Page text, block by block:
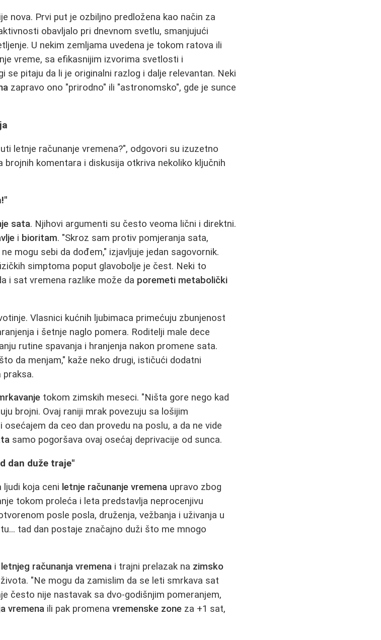
nova. Prvi put je ozbiljno predložena kao način za
obavljalo pri dnevnom svetlu, smanjujući
U nekim zemljama uvedena je tokom ratova ili
vreme, sa efikasnijim izvorima svetlosti i
se pitaju da li je originalni razlog i dalje relevantan. Neki
zapravo ono "prirodno" ili "astronomsko", gde je sunce
letnje računanje vremena?", odgovori su izuzetno
komentara i diskusija otkriva nekoliko ključnih
sata. Njihovi argumenti su često veoma lični i direktni.
i bioritam. "Skroz sam protiv pomjeranja sata,
mogu sebi da dođem," izjavljuje jedan sagovornik.
simptoma poput glavobolje je čest. Neki to
i sat vremena razlike može da poremeti metabolički
Vlasnici kućnih ljubimaca primećuju zbunjenost
i šetnje naglo pomera. Roditelji malе dece
rutine spavanja i hranjenja nakon promene sata.
da menjam," kaže neko drugi, ističući dodatni
tokom zimskih meseci. "Ništa gore nego kad
brojni. Ovaj raniji mrak povezuju sa lošijim
da ceo dan provedu na poslu, a da ne vide
samo pogoršava ovaj osećaj deprivacije od sunca.
dan duže traje"
koja ceni letnje računanje vremena upravo zbog
tokom proleća i leta predstavlja neprocenjivu
posle posla, druženja, vežbanja i uživanja u
tad dan postaje značajno duži što me mnogo
računanja vremena i trajni prelazak na zimsko
"Ne mogu da zamislim da se leti smrkava sat
često nije nastavak sa dvo-godišnjim pomeranjem,
vremena ili pak promenavremenske zone za +1 sat,